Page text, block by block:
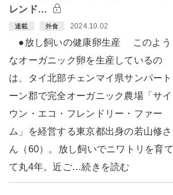
レンド…
連載 外食 2024.10.02
●放し飼いの健康卵生産 このよう
なオーガニック卵を生産しているの
は、タイ北部チェンマイ県サンパート
ーン郡で完全オーガニック農場「サイ
ウン・エコ・フレンドリー・ファー
ム」を経営する東京都出身の若山修さ
ん（60）。放し飼いでニワトリを育て
て丸4年。近ご…続きを読む